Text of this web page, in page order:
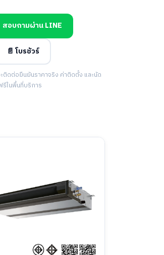
สอบถามผ่าน LINE
📄 โบรชัวร์
ติดต่อยืนยันราคาจริง ค่าติดตั้ง และนัด
รีในพื้นที่บริการ